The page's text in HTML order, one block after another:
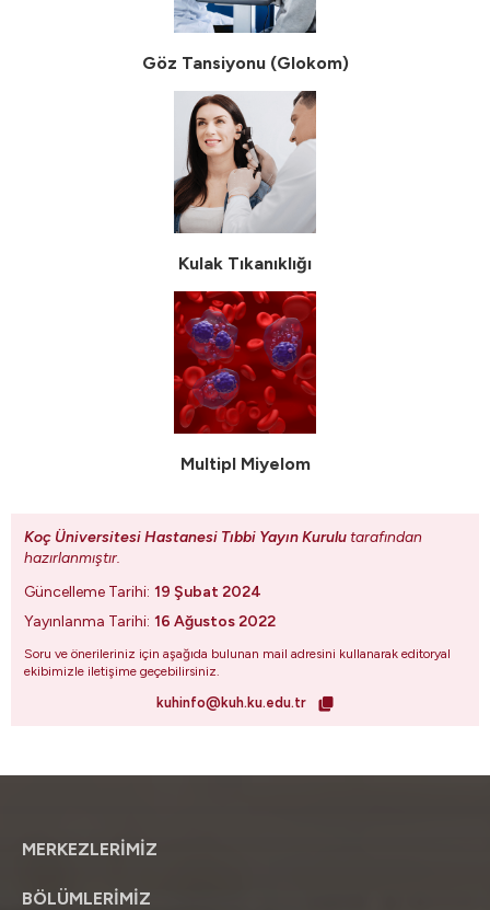
Göz Tansiyonu (Glokom)
Kulak Tıkanıklığı
Multipl Miyelom
Koç Üniversitesi Hastanesi Tıbbi Yayın Kurulu tarafından
hazırlanmıştır.
Güncelleme Tarihi: 19 Şubat 2024
Yayınlanma Tarihi: 16 Ağustos 2022
Soru ve önerileriniz için aşağıda bulunan mail adresini kullanarak editoryal
ekibimizle iletişime geçebilirsiniz.
kuhinfo@kuh.ku.edu.tr
MERKEZLERİMİZ
BÖLÜMLERİMİZ